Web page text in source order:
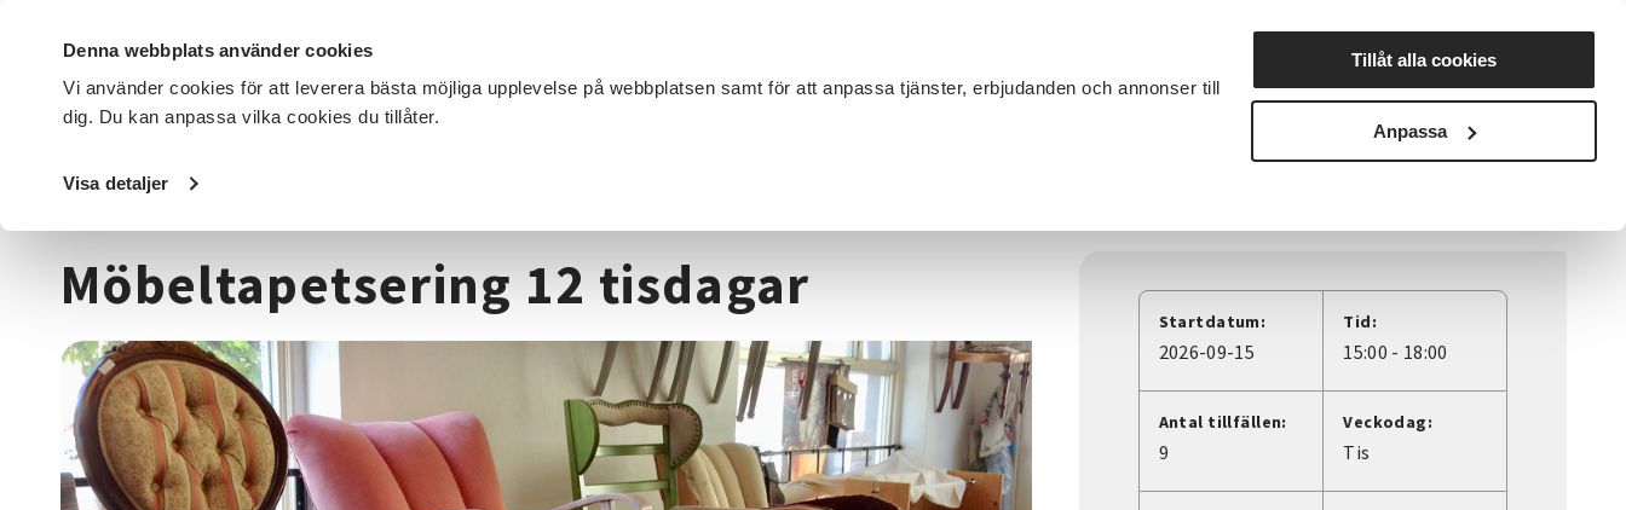
Denna webbplats använder cookies
Vi använder cookies för att leverera bästa möjliga upplevelse på webbplatsen samt för att anpassa tjänster, erbjudanden och annonser till
dig. Du kan anpassa vilka cookies du tillåter.
Visa detaljer
Tillåt alla cookies
Anpassa
DET HÄR GÖR VI FÖR DIG SOM SÖK KURSER OCH EVENEMANG Nyheter Avdelningar
Startsida / Kurser och evenemang
Möbeltapetsering 12 tisdagar
Startdatum:
2026-09-15
Tid:
15:00 - 18:00
Antal tillfällen:
9
Veckodag:
Tis